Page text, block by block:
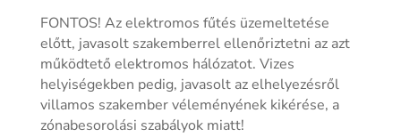
FONTOS! Az elektromos fűtés üzemeltetése
előtt, javasolt szakemberrel ellenőriztetni az azt
működtető elektromos hálózatot. Vizes
helyiségekben pedig, javasolt az elhelyezésről
villamos szakember véleményének kikérése, a
zónabesorolási szabályok miatt!